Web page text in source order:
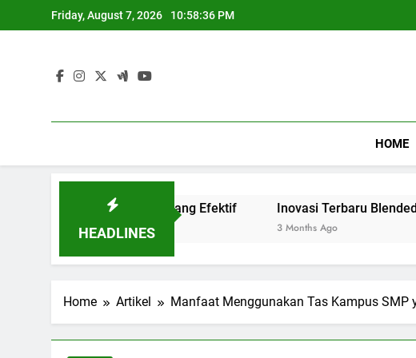
to
Friday, August 7, 2026 10:58:37 PM
HOME
HEADLINES
and Match yang Efektif Inovasi Terbaru Blended Learning
Home Artikel Manfaat Menggunakan Tas Kampus SMP